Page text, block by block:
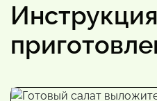
Инструкция